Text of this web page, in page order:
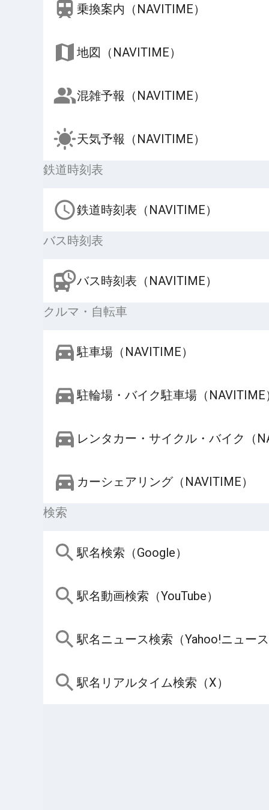
乗換案内（NAVITIME）
地図（NAVITIME）
混雑予報（NAVITIME）
天気予報（NAVITIME）
鉄道時刻表
鉄道時刻表（NAVITIME）
バス時刻表
バス時刻表（NAVITIME）
クルマ・自転車
駐車場（NAVITIME）
駐輪場・バイク駐車場（NAVITIME
レンタカー・サイクル・バイク（
カーシェアリング（NAVITIME）
検索
駅名検索（Google）
駅名動画検索（YouTube）
駅名ニュース検索（Yahoo!ニュー
駅名リアルタイム検索（X）